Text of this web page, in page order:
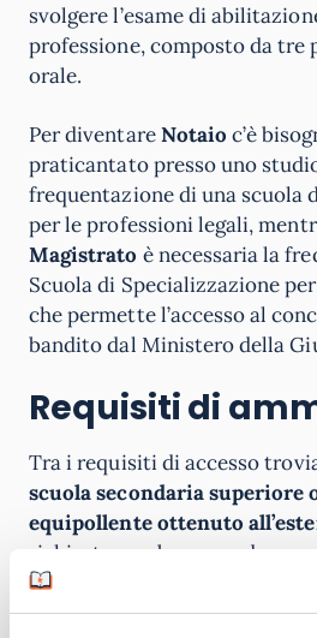
svolgere l’esame di
professione, composto da tre
orale.
Per diventareNotaio c’è
praticantato presso uno
frequentazione di una scuola
per le professioni legali,
Magistrato è necessaria la
Scuola di Specializzazione
che permette l’accesso al
bandito dal Ministero della
Requisiti di
Tra i requisiti di accesso
scuola secondaria superiore
equipollente ottenuto
richiesta una buona
italiana e le conoscenze
generale, tali da consentire